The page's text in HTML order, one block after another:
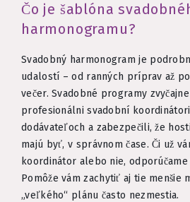
Čo je šablóna
harmonogramu?
Svadobný harmonogram je
udalostí – od ranných príprav až
večer. Svadobné programy
profesionálni svadobní
dodávateľoch a zabezpečili, že
majú byť, v správnom čase. Či už
koordinátor alebo nie,
Pomôže vám zachytiť aj tie menšie
„veľkého“ plánu často nezmestia.